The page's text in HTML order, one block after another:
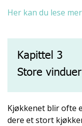
Her kan du lese
Kapittel 3
Store
Kjøkkenet blir ofte
dere et stort